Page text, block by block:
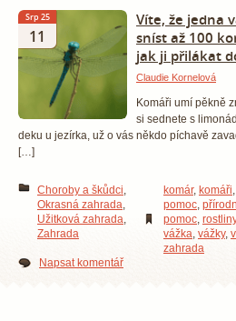
Srp 25
11
Víte, že jedna
sníst až 100
jak ji přilákat
Claudie Kornelová
Komáři umí pěkně
si sednete s
deku u jezírka, už o vás někdo píchavě
[…]
Choroby a škůdci,
Okrasná zahrada,
Užitková zahrada,
Zahrada
komár, komáři,
pomoc,
pomoc, rostliny
vážka, vážky,
zahrada
Napsat komentář